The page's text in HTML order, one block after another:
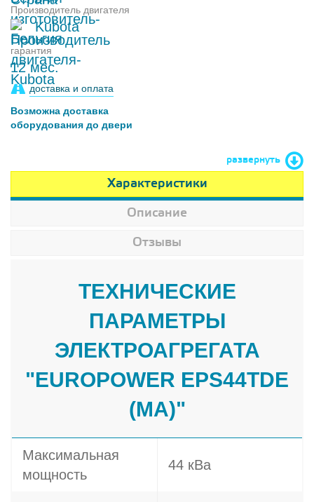
Производитель двигателя
Kubota
гарантия
12 мес.
доставка и оплата
Возможна доставка
оборудования до двери
развернуть
Характеристики
Описание
Отзывы
ТЕХНИЧЕСКИЕ
ПАРАМЕТРЫ
ЭЛЕКТРОАГРЕГАТА
"EUROPOWER EPS44TDE
(MA)"
Максимальная
мощность
44 кВа